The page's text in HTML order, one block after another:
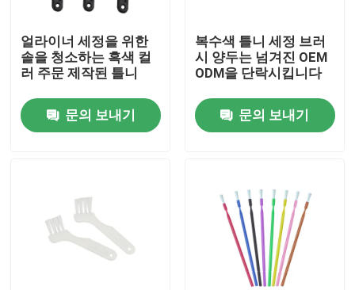
연락주세요
인용문을 요구하세요
치아 리테이너 박스
얼라이너 세정을 위한
솔을 청소하는 흑색 컬
러 주문 제작된 틀니
문의 보내기
복수색 틀니 세정 브러
시 양두는 넘겨진 OEM
ODM을 단락시킵니다
문의 보내기